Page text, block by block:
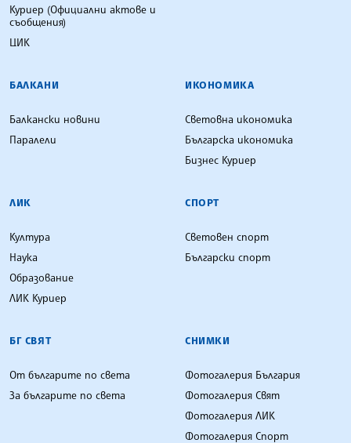
Куриер (Официални актове и
съобщения)
ЦИК
БАЛКАНИ
Балкански новини
Паралели
ИКОНОМИКА
Световна икономика
Българска икономика
Бизнес Куриер
ЛИК
Култура
Наука
Образование
ЛИК Куриер
СПОРТ
Световен спорт
Български спорт
БГ СВЯТ
От българите по света
За българите по света
СНИМКИ
Фотогалерия България
Фотогалерия Свят
Фотогалерия ЛИК
Фотогалерия Спорт